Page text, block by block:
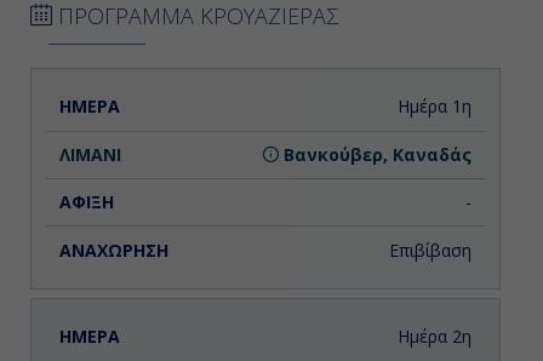
ΠΡΟΓΡΑΜΜΑ ΚΡΟΥΑΖΙΕΡΑΣ
ΗΜΕΡΑ ΑΝΑΧΩΡΗΣΗ
Ημέρα 1η
Βανκούβερ, Καναδάς
-
Επιβίβαση
Ημέρα 2η